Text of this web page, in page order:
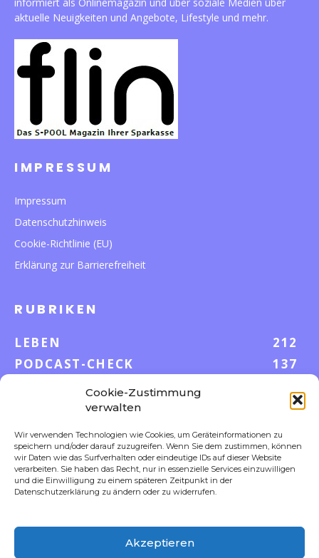
Cookie-Zustimmung
verwalten
Wir verwenden Technologien wie Cookies, um Geräteinformationen zu
speichern und/oder darauf zuzugreifen. Wenn Sie dem zustimmen, können
wir Daten wie das Surfverhalten oder eindeutige IDs auf dieser Website
verarbeiten. Sie haben das Recht, nur in essenzielle Services einzuwilligen
und die Einwilligung zu einem späteren Zeitpunkt in der
Datenschutzerklärung zu ändern oder zu widerrufen.
Akzeptieren
aktuelle Neuigkeiten und Angebote, Lifestyle und mehr.
IMPRESSUM
Impressum
Datenschutzhinweis
Cookie-Richtlinie (EU)
Erklärung zur Barrierefreiheit
RUBRIKEN
LEBEN
212
PODCAST-CHECK
137
GELD & KARRIERE
43
AUF UND DAVON
S-POOL VORTEILE
35
DIGITALE WELT
23
FOKUS